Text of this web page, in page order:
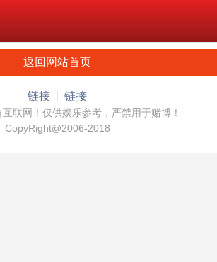
返回网站首页
链接 链接
联网！仅供娱乐参考，严禁用于赌博！
CopyRight@2006-2018